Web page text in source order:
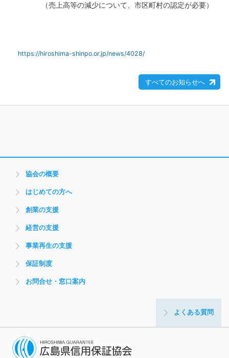
（売上高等の減少について、市区町村の認定が必要）
https://hiroshima-shinpo.or.jp/news/4028/
すべてのお知らせへ
協会の概要
はじめての方へ
創業の支援
経営の支援
事業再生の支援
保証制度
お問合せ・窓口案内
よくある質問